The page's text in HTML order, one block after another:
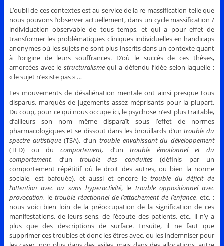
L’oubli de ces contextes est au service de la re-massification telle que
nous pouvons l’observer actuellement, dans un cycle massification /
individuation observable de tous temps, et qui a pour effet de
transformer les problématiques cliniques individuelles en handicaps
anonymes où les sujets ne sont plus inscrits dans un contexte quant
à l’origine de leurs souffrances. D’où le succès de ces thèses,
amorcées avec le structuralismequi a défendu l’idée selon laquelle :
« le sujet n’existe pas » …
Les mouvements de désaliénation mentale ont ainsi presque tous
disparus, marqués de jugements assez méprisants pour la plupart.
Du coup, pour ce qui nous occupe ici, le psychose n’est plus traitable,
d’ailleurs son nom même disparaît sous l’effet de normes
pharmacologiques et se dissout dans les brouillards d’un trouble du
spectre autistique(TSA), d’un trouble envahissant du développement
(TED) ou ducomportement, d’un trouble émotionnel et du
comportement,d’un trouble des conduites(définis par un
comportement répétitif où le droit des autres, ou bien la norme
sociale, est bafouée), et aussi et encore letrouble du déficit de
l’attention avec ou sans hyperactivité, le trouble oppositionnel avec
provocation, le trouble réactionnel de l’attachement de l’enfance, etc. :
nous voici bien loin de la préoccupation de la signification de ces
manifestations, de leurs sens, de l’écoute des patients, etc., il n’y a
plus que des descriptions de surface. Ensuite, il ne faut que
supprimer ces troubles et donc les êtres avec, ou les indemniser pour